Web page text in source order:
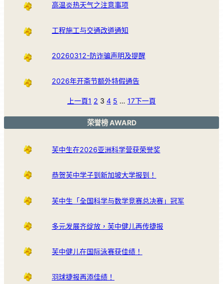
高温炎热天气之注意事项
工程施工与交通改道通知
20260312-防诈骗声明及提醒
2026年开斋节额外特假通告
上一頁1 2 3 4 5 … 17下一頁
荣誉榜 AWARD
芙中生在2026亚洲科学营获荣誉奖
恭贺芙中学子到新加坡大学报到！
芙中生「全国科学与数学竞赛总决赛」冠军
多元发展齐绽放，芙中健儿再传捷报
芙中健儿在国际泳赛获佳绩！
羽球捷报再添佳绩！